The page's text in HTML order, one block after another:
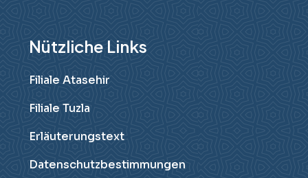
Nützliche Links
Filiale Atasehir
Filiale Tuzla
Erläuterungstext
Datenschutzbestimmungen